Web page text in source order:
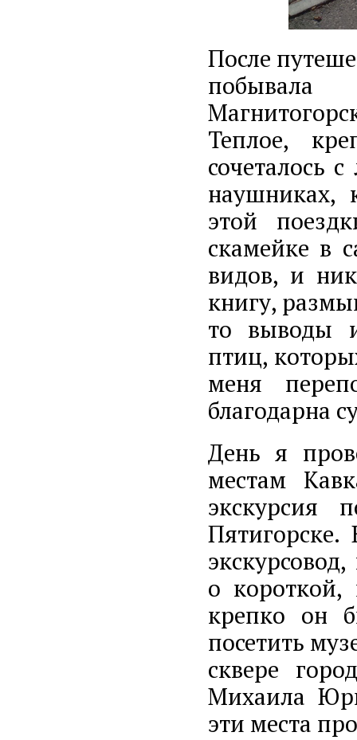
После
Теплое,
сочеталось
наушниках,
этой
скамейке в
видов, и
книгу,
то выводы
птиц,
меня
благодарна
День я
местам
экскурсия
о
крепко он
посетить
сквере
Михаила
эти места